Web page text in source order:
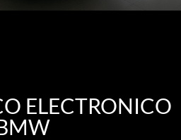
ELECTRONICO